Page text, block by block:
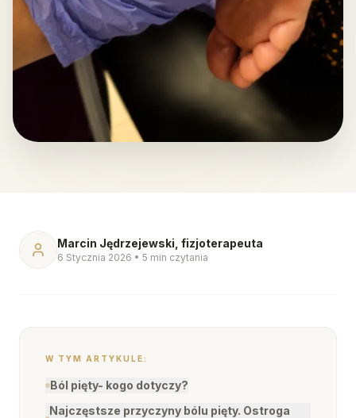
Marcin Jędrzejewski, fizjoterapeuta
6 Stycznia 2026 • 5 min czytania
W TYM ARTYKULE:
Ból pięty- kogo dotyczy?
Najczęstsze przyczyny bólu pięty. Ostroga